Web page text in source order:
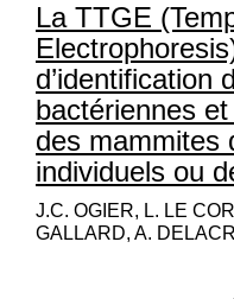
La TTGE
d’identification
bactériennes
des mammites
individuels ou
J.C. OGIER, L. LE
GALLARD, A.